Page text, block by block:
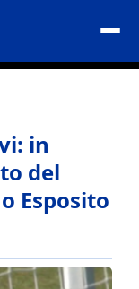
in
del
Esposito